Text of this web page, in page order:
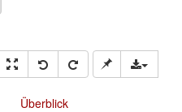
Überblick